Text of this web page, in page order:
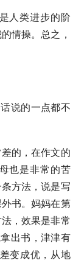
人类进步的阶
情操。总之，
说的一点都不
的，在作文的
也是非常的苦
方法，说是写
书。妈妈在第
，效果是非常
出书，津津有
变成优，从地